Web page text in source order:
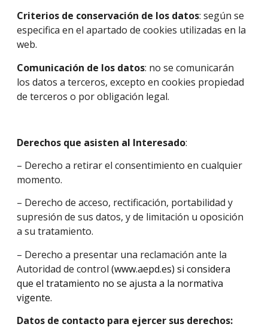
Criterios de conservación de los datos: según se
especifica en el apartado de cookies utilizadas en la
web.
Comunicación de los datos: no se comunicarán
los datos a terceros, excepto en cookies propiedad
de terceros o por obligación legal.
Derechos que asisten al Interesado:
– Derecho a retirar el consentimiento en cualquier
momento.
– Derecho de acceso, rectificación, portabilidad y
supresión de sus datos, y de limitación u oposición
a su tratamiento.
– Derecho a presentar una reclamación ante la
Autoridad de control (www.aepd.es) si considera
que el tratamiento no se ajusta a la normativa
vigente.
Datos de contacto para ejercer sus derechos: